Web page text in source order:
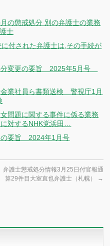
の懲戒処分 別の弁護士の業務
士
付された弁護士は,その手続が
分変更の要旨 2025年5月号
業社員ら書類送検 警視庁1月
問題に関する事件に係る業務
対するNHK党浜田…
の要旨 2024年1月号
弁護士懲戒処分情報3月25日付官報通
算29件目大室直也弁護士（札幌）
→